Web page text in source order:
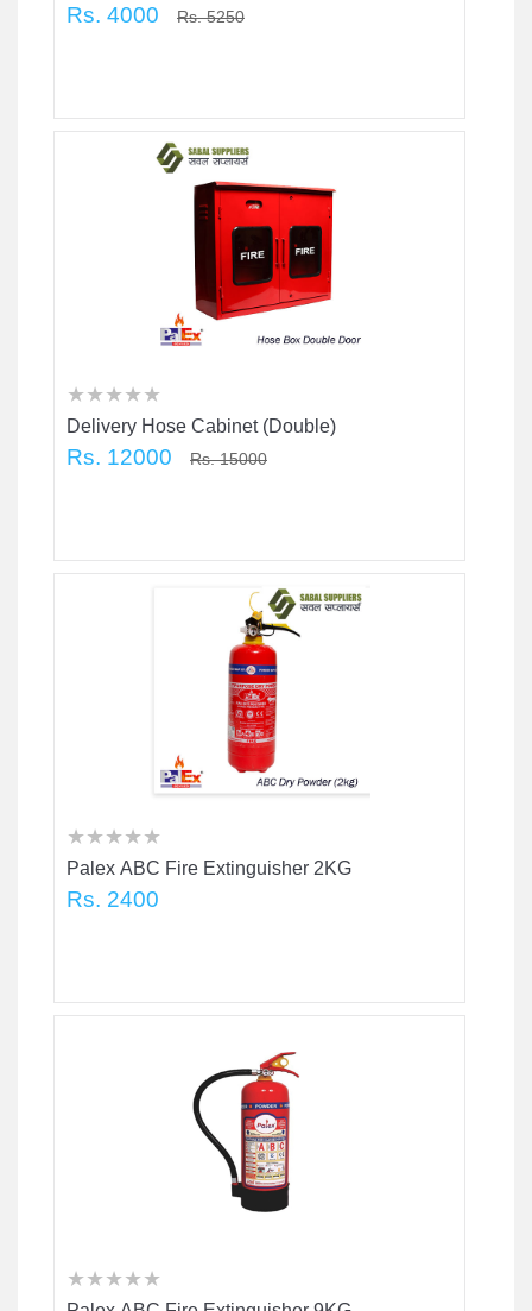
Rs. 4000 Rs. 5250
★
★ ★
★ ★ ★
★ ★ ★ ★
★ ★ ★ ★ ★
Delivery Hose Cabinet (Double)
Rs. 12000 Rs. 15000
★
★ ★
★ ★ ★
★ ★ ★ ★
★ ★ ★ ★ ★
Palex ABC Fire Extinguisher 2KG
Rs. 2400
★
★ ★
★ ★ ★
★ ★ ★ ★
★ ★ ★ ★ ★